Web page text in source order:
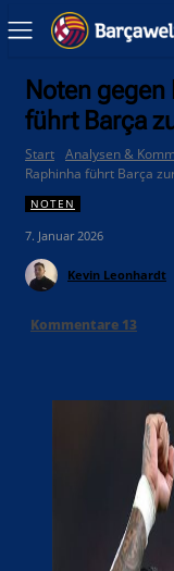
Noten
führt Barça
Start Analysen &
Raphinha führt Barça
NOTEN
7. Januar 2026
Kevin Leonhardt
Kommentare 13